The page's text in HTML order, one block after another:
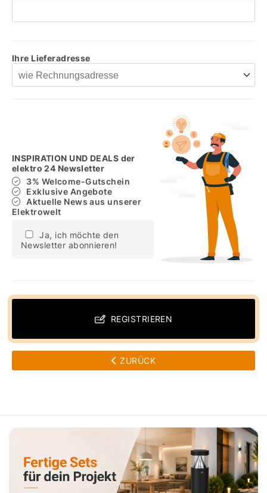
Ihre Lieferadresse
INSPIRATION UND DEALS der
elektro 24 Newsletter
3% Welcome-Gutschein
Exklusive Angebote
Aktuelle News aus unserer
Elektrowelt
Ja, ich möchte den
Newsletter abonnieren!
ZURÜCK
REGISTRIEREN